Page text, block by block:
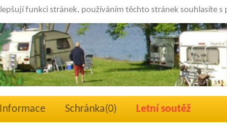
funkci stránek, používáním těchto stránek souhlasíte s
Informace Schránka(0) Letní soutěž